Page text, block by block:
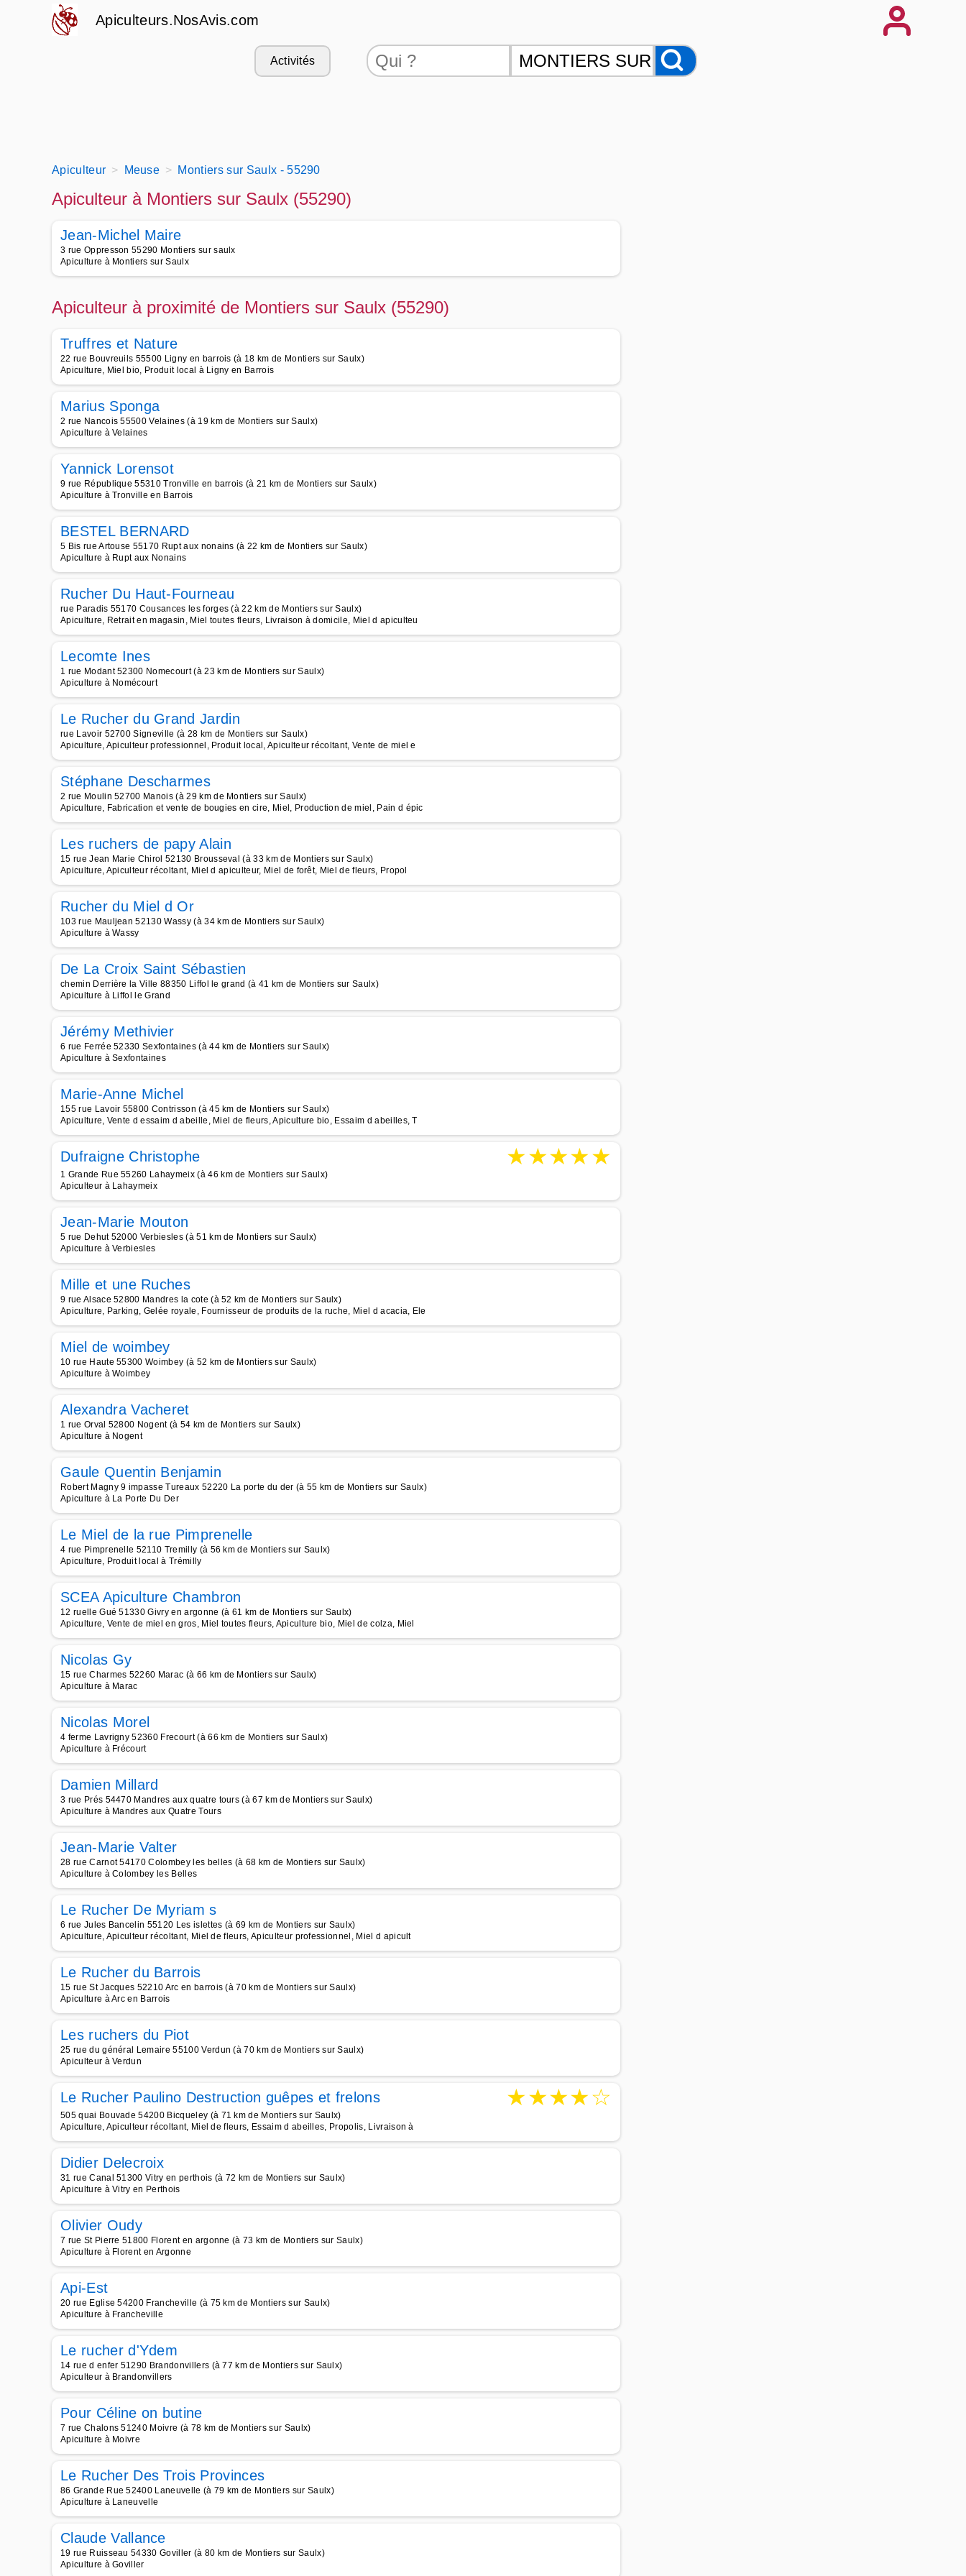
Apiculteurs.NosAvis.com
Activités
Apiculteur Meuse Montiers sur Saulx - 55290
Apiculteur à Montiers sur Saulx (55290)
Jean-Michel Maire
3 rue Oppresson 55290 Montiers sur saulx
Apiculture à Montiers sur Saulx
Apiculteur à proximité de Montiers sur Saulx (55290)
Truffres et Nature
22 rue Bouvreuils 55500 Ligny en barrois (à 18 km de Montiers sur Saulx)
Apiculture, Miel bio, Produit local à Ligny en Barrois
Marius Sponga
2 rue Nancois 55500 Velaines (à 19 km de Montiers sur Saulx)
Apiculture à Velaines
Yannick Lorensot
9 rue République 55310 Tronville en barrois (à 21 km de Montiers sur Saulx)
Apiculture à Tronville en Barrois
BESTEL BERNARD
5 Bis rue Artouse 55170 Rupt aux nonains (à 22 km de Montiers sur Saulx)
Apiculture à Rupt aux Nonains
Rucher Du Haut-Fourneau
rue Paradis 55170 Cousances les forges (à 22 km de Montiers sur Saulx)
Apiculture, Retrait en magasin, Miel toutes fleurs, Livraison à domicile, Miel d apiculteu
Lecomte Ines
1 rue Modant 52300 Nomecourt (à 23 km de Montiers sur Saulx)
Apiculture à Nomécourt
Le Rucher du Grand Jardin
rue Lavoir 52700 Signeville (à 28 km de Montiers sur Saulx)
Apiculture, Apiculteur professionnel, Produit local, Apiculteur récoltant, Vente de miel e
Stéphane Descharmes
2 rue Moulin 52700 Manois (à 29 km de Montiers sur Saulx)
Apiculture, Fabrication et vente de bougies en cire, Miel, Production de miel, Pain d épic
Les ruchers de papy Alain
15 rue Jean Marie Chirol 52130 Brousseval (à 33 km de Montiers sur Saulx)
Apiculture, Apiculteur récoltant, Miel d apiculteur, Miel de forêt, Miel de fleurs, Propol
Rucher du Miel d Or
103 rue Mauljean 52130 Wassy (à 34 km de Montiers sur Saulx)
Apiculture à Wassy
De La Croix Saint Sébastien
chemin Derrière la Ville 88350 Liffol le grand (à 41 km de Montiers sur Saulx)
Apiculture à Liffol le Grand
Jérémy Methivier
6 rue Ferrée 52330 Sexfontaines (à 44 km de Montiers sur Saulx)
Apiculture à Sexfontaines
Marie-Anne Michel
155 rue Lavoir 55800 Contrisson (à 45 km de Montiers sur Saulx)
Apiculture, Vente d essaim d abeille, Miel de fleurs, Apiculture bio, Essaim d abeilles, T
Dufraigne Christophe ★★★★★
1 Grande Rue 55260 Lahaymeix (à 46 km de Montiers sur Saulx)
Apiculteur à Lahaymeix
Jean-Marie Mouton
5 rue Dehut 52000 Verbiesles (à 51 km de Montiers sur Saulx)
Apiculture à Verbiesles
Mille et une Ruches
9 rue Alsace 52800 Mandres la cote (à 52 km de Montiers sur Saulx)
Apiculture, Parking, Gelée royale, Fournisseur de produits de la ruche, Miel d acacia, Ele
Miel de woimbey
10 rue Haute 55300 Woimbey (à 52 km de Montiers sur Saulx)
Apiculture à Woimbey
Alexandra Vacheret
1 rue Orval 52800 Nogent (à 54 km de Montiers sur Saulx)
Apiculture à Nogent
Gaule Quentin Benjamin
Robert Magny 9 impasse Tureaux 52220 La porte du der (à 55 km de Montiers sur Saulx)
Apiculture à La Porte Du Der
Le Miel de la rue Pimprenelle
4 rue Pimprenelle 52110 Tremilly (à 56 km de Montiers sur Saulx)
Apiculture, Produit local à Trémilly
SCEA Apiculture Chambron
12 ruelle Gué 51330 Givry en argonne (à 61 km de Montiers sur Saulx)
Apiculture, Vente de miel en gros, Miel toutes fleurs, Apiculture bio, Miel de colza, Miel
Nicolas Gy
15 rue Charmes 52260 Marac (à 66 km de Montiers sur Saulx)
Apiculture à Marac
Nicolas Morel
4 ferme Lavrigny 52360 Frecourt (à 66 km de Montiers sur Saulx)
Apiculture à Frécourt
Damien Millard
3 rue Prés 54470 Mandres aux quatre tours (à 67 km de Montiers sur Saulx)
Apiculture à Mandres aux Quatre Tours
Jean-Marie Valter
28 rue Carnot 54170 Colombey les belles (à 68 km de Montiers sur Saulx)
Apiculture à Colombey les Belles
Le Rucher De Myriam s
6 rue Jules Bancelin 55120 Les islettes (à 69 km de Montiers sur Saulx)
Apiculture, Apiculteur récoltant, Miel de fleurs, Apiculteur professionnel, Miel d apicult
Le Rucher du Barrois
15 rue St Jacques 52210 Arc en barrois (à 70 km de Montiers sur Saulx)
Apiculture à Arc en Barrois
Les ruchers du Piot
25 rue du général Lemaire 55100 Verdun (à 70 km de Montiers sur Saulx)
Apiculteur à Verdun
Le Rucher Paulino Destruction guêpes et frelons ★★★★☆
505 quai Bouvade 54200 Bicqueley (à 71 km de Montiers sur Saulx)
Apiculture, Apiculteur récoltant, Miel de fleurs, Essaim d abeilles, Propolis, Livraison à
Didier Delecroix
31 rue Canal 51300 Vitry en perthois (à 72 km de Montiers sur Saulx)
Apiculture à Vitry en Perthois
Olivier Oudy
7 rue St Pierre 51800 Florent en argonne (à 73 km de Montiers sur Saulx)
Apiculture à Florent en Argonne
Api-Est
20 rue Eglise 54200 Francheville (à 75 km de Montiers sur Saulx)
Apiculture à Francheville
Le rucher d'Ydem
14 rue d enfer 51290 Brandonvillers (à 77 km de Montiers sur Saulx)
Apiculteur à Brandonvillers
Pour Céline on butine
7 rue Chalons 51240 Moivre (à 78 km de Montiers sur Saulx)
Apiculture à Moivre
Le Rucher Des Trois Provinces
86 Grande Rue 52400 Laneuvelle (à 79 km de Montiers sur Saulx)
Apiculture à Laneuvelle
Claude Vallance
19 rue Ruisseau 54330 Goviller (à 80 km de Montiers sur Saulx)
Apiculture à Goviller